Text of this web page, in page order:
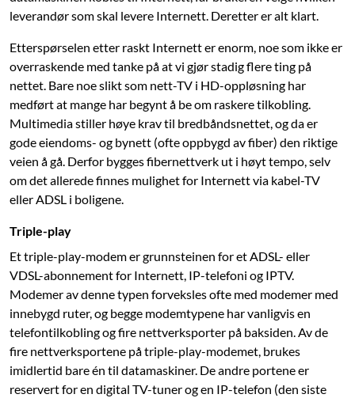
leverandør som skal levere Internett. Deretter er alt klart.
Etterspørselen etter raskt Internett er enorm, noe som ikke er
overraskende med tanke på at vi gjør stadig flere ting på
nettet. Bare noe slikt som nett-TV i HD-oppløsning har
medført at mange har begynt å be om raskere tilkobling.
Multimedia stiller høye krav til bredbåndsnettet, og da er
gode eiendoms- og bynett (ofte oppbygd av fiber) den riktige
veien å gå. Derfor bygges fibernettverk ut i høyt tempo, selv
om det allerede finnes mulighet for Internett via kabel-TV
eller ADSL i boligene.
Triple-play
Et triple-play-modem er grunnsteinen for et ADSL- eller
VDSL-abonnement for Internett, IP-telefoni og IPTV.
Modemer av denne typen forveksles ofte med modemer med
innebygd ruter, og begge modemtypene har vanligvis en
telefontilkobling og fire nettverksporter på baksiden. Av de
fire nettverksportene på triple-play-modemet, brukes
imidlertid bare én til datamaskiner. De andre portene er
reservert for en digital TV-tuner og en IP-telefon (den siste